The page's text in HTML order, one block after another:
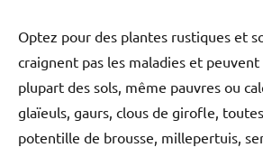
Optez pour des plantes rustiques et
craignent pas les maladies et peuvent
plupart des sols, même pauvres ou
glaïeuls, gaurs, clous de girofle,
potentille de brousse, millepertuis,